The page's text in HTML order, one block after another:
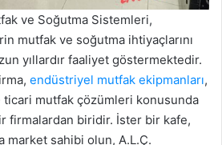
ve Soğutma Sistemleri,
mutfak ve soğutma ihtiyaçlarını
yıllardır faaliyet göstermektedir.
endüstriyel mutfak ekipmanları,
mutfak çözümleri konusunda
firmalardan biridir. İster bir kafe,
market sahibi olun, A.L.Ç.